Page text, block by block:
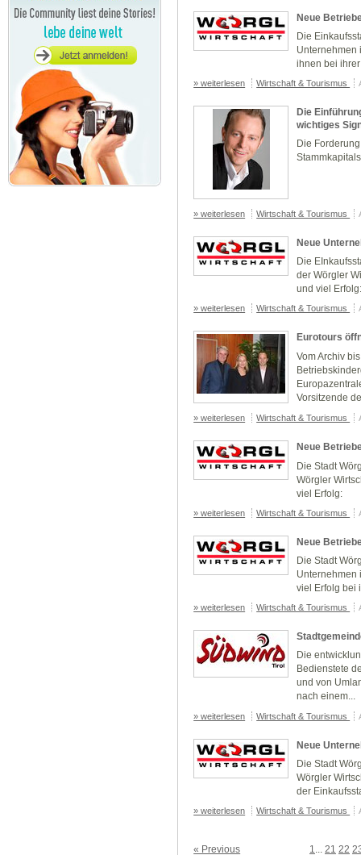
Neue
Die
Unternehmen
ihnen bei
» weiterlesen Wirtschaft & Tourismus
Die
wichtiges
Die
» weiterlesen Wirtschaft & Tourismus
Neue
Die
der Wörgler
und viel
» weiterlesen Wirtschaft & Tourismus
Eurotours
Vom Archiv
Vorsitzende
» weiterlesen Wirtschaft & Tourismus
Neue
Die Stadt
Wörgler
viel Erfolg:
» weiterlesen Wirtschaft & Tourismus
Neue
Die Stadt
Unternehmen
viel Erfolg bei
» weiterlesen Wirtschaft & Tourismus
Die
Bedienstete
und von
nach einem...
» weiterlesen Wirtschaft & Tourismus
Neue
Die Stadt
Wörgler
der
» weiterlesen Wirtschaft & Tourismus
« Previous 1... 21 22